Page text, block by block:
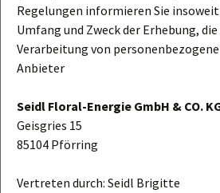
Regelungen informieren Sie
Umfang und Zweck der Erhebung,
Verarbeitung von
Anbieter
Seidl Floral-Energie GmbH & CO.
Geisgries 15
85104 Pförring
Vertreten durch: Seidl Brigitte